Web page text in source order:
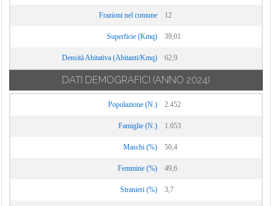
Frazioni nel comune 12
Superficie (Kmq) 39,01
Densità Abitativa (Abitanti/Kmq) 62,9
DATI DEMOGRAFICI (ANNO 2024)
Popolazione (N.) 2.452
Famiglie (N.) 1.053
Maschi (%) 50,4
Femmine (%) 49,6
Stranieri (%) 3,7